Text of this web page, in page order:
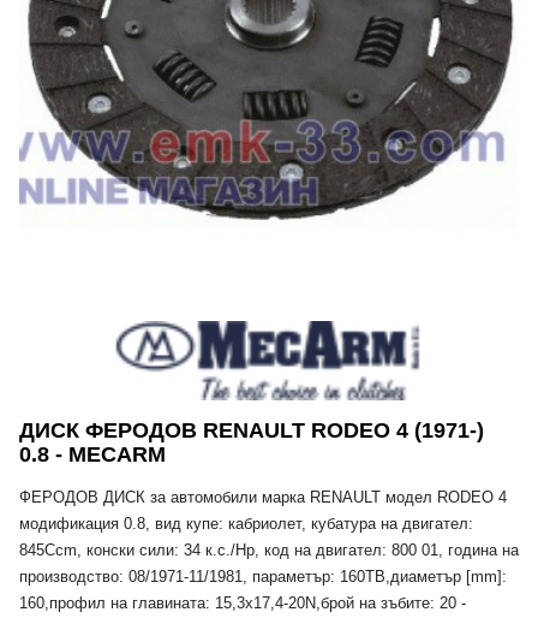
ДИСК ФЕРОДОВ RENAULT RODEO 4 (1971-)
0.8 - MECARM
ФЕРОДОВ ДИСК за автомобили марка RENAULT модел RODEO 4
модификация 0.8, вид купе: кабриолет, кубатура на двигател:
845Ccm, конски сили: 34 к.с./Hp, код на двигател: 800 01, година на
производство: 08/1971-11/1981, параметър: 160TB,диаметър [mm]:
160,профил на главината: 15,3x17,4-20N,брой на зъбите: 20 -